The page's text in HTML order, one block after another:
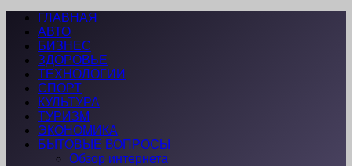
ГЛАВНАЯ
АВТО
БИЗНЕС
ЗДОРОВЬЕ
ТЕХНОЛОГИИ
СПОРТ
КУЛЬТУРА
ТУРИЗМ
ЭКОНОМИКА
БЫТОВЫЕ ВОПРОСЫ
Обзор интернета